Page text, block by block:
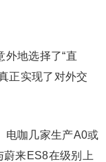
外地选择了“直
正实现了对外交
电咖几家生产A0或
来ES8在级别上